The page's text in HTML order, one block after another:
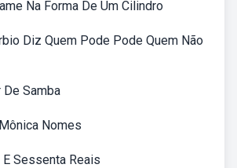
Na Forma De Um Cilindro
Diz Quem Pode Pode Quem Não
De Samba
Nomes
Sessenta Reais